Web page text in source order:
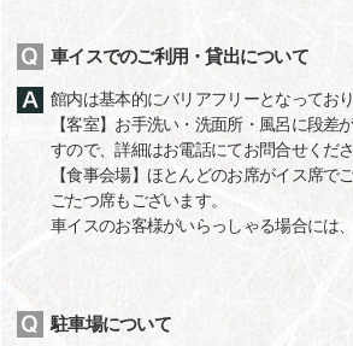
車イスでのご利用・貸出について
館内は基本的にバリアフリーとなっており
【客室】お手洗い・洗面所・風呂に段差
すので、詳細はお電話にてお問合せくださ
【食事会場】ほとんどのお席がイス席で
ごたつ席もございます。
車イスのお客様がいらっしゃる場合には
駐車場について